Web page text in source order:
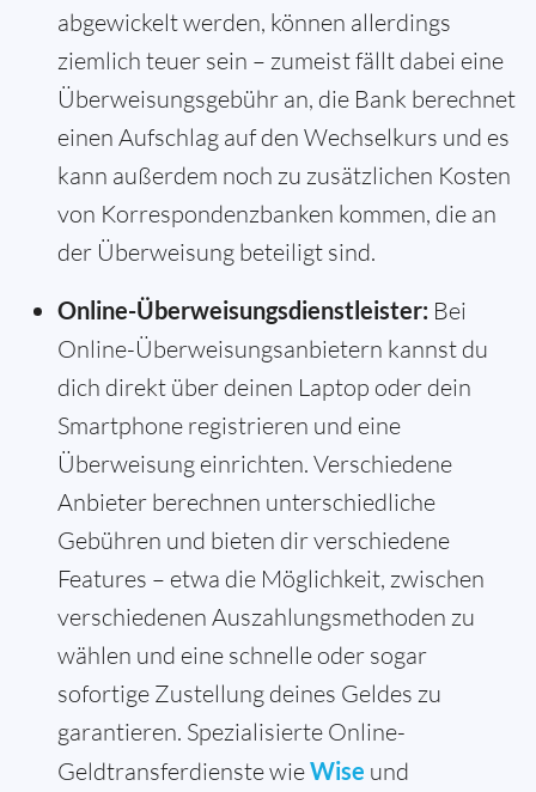
abgewickelt werden, können allerdings
ziemlich teuer sein – zumeist fällt dabei eine
Überweisungsgebühr an, die Bank berechnet
einen Aufschlag auf den Wechselkurs und es
kann außerdem noch zu zusätzlichen Kosten
von Korrespondenzbanken kommen, die an
der Überweisung beteiligt sind.
Online-Überweisungsdienstleister: Bei
Online-Überweisungsanbietern kannst du
dich direkt über deinen Laptop oder dein
Smartphone registrieren und eine
Überweisung einrichten. Verschiedene
Anbieter berechnen unterschiedliche
Gebühren und bieten dir verschiedene
Features – etwa die Möglichkeit, zwischen
verschiedenen Auszahlungsmethoden zu
wählen und eine schnelle oder sogar
sofortige Zustellung deines Geldes zu
garantieren. Spezialisierte Online-
Geldtransferdienste wieWise und